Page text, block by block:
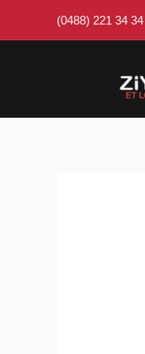
atla
(0488) 221 34 34
navigation